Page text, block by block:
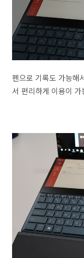
펜으로 기록도 가능해
서 편리하게 이용이 가